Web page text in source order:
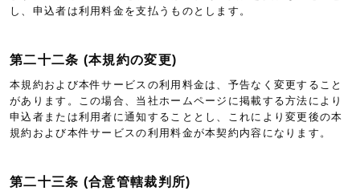
し、申込者は利用料金を支払うものとします。
第二十二条 (本規約の変更)
本規約および本件サービスの利用料金は、予告なく変更すること
があります。この場合、当社ホームページに掲載する方法により
申込者または利用者に通知することとし、これにより変更後の本
規約および本件サービスの利用料金が本契約内容になります。
第二十三条 (合意管轄裁判所)